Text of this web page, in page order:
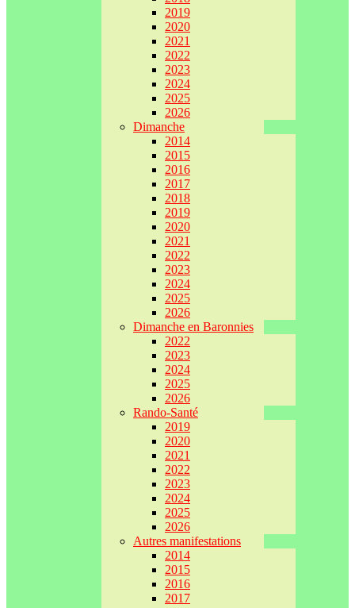
2019
2020
2021
2022
2023
2024
2025
2026
Dimanche
2014
2015
2016
2017
2018
2019
2020
2021
2022
2023
2024
2025
2026
Dimanche en Baronnies
2022
2023
2024
2025
2026
Rando-Santé
2019
2020
2021
2022
2023
2024
2025
2026
Autres manifestations
2014
2015
2016
2017